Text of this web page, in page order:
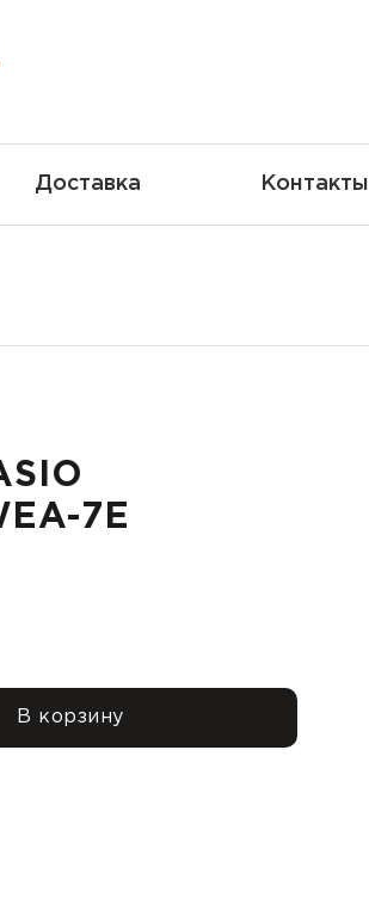
Доставка Контакты
7E
В корзину